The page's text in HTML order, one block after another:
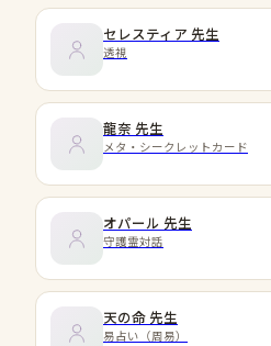
セレスティア 先生
透視
龍奈 先生
メタ・シークレットカード
オパール 先生
守護霊対話
天の命 先生
易占い（周易）